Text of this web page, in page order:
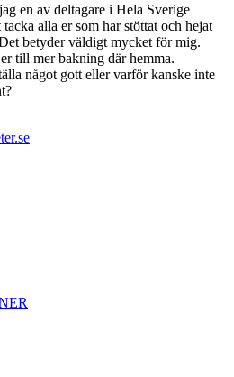
en av deltagare i Hela Sverige
alla er som har stöttat och hejat
betyder väldigt mycket för mig.
till mer bakning där hemma.
något gott eller varför kanske inte